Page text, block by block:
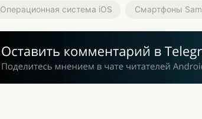
Операционная система iOS Смартфоны